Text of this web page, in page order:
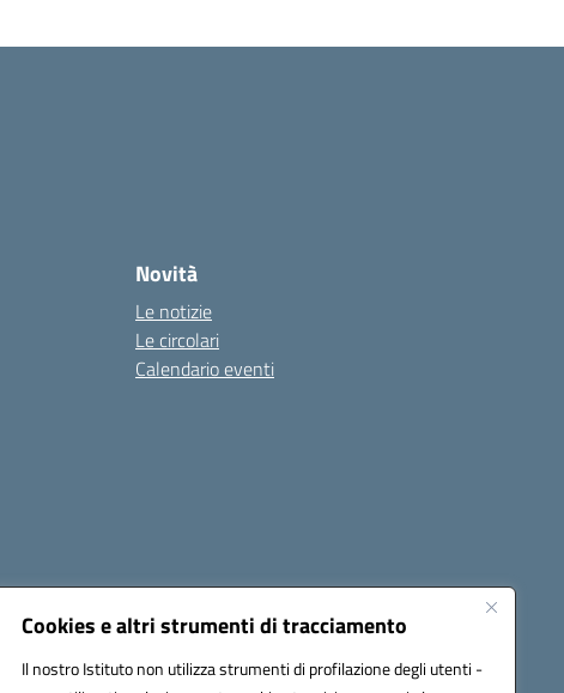
Cookies e altri strumenti di tracciamento
Il nostro Istituto non utilizza strumenti di profilazione degli utenti -
Novità
Le notizie
Le circolari
Calendario eventi